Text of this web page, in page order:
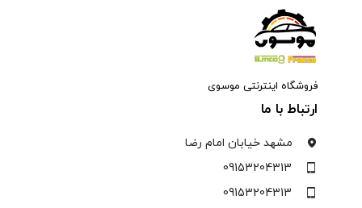
فروشگاه اینترنتی موسوی
ارتباط با ما
مشهد خیابان امام رضا
09153204313
09153204313